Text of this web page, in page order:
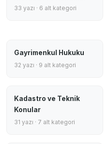
33 yazı · 6 alt kategori
Gayrimenkul Hukuku
32 yazı · 9 alt kategori
Kadastro ve Teknik
Konular
31 yazı · 7 alt kategori